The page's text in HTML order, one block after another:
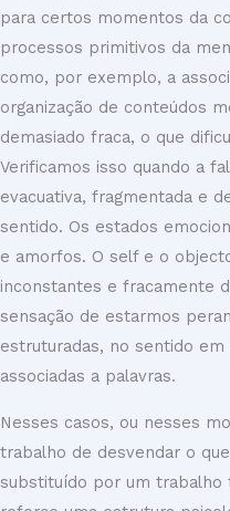
para certos momentos da
processos primitivos da
como, por exemplo, a
organização de conteúdos
demasiado fraca, o que
Verificamos isso quando a
evacuativa, fragmentada e
sentido. Os estados
e amorfos. O self e o
inconstantes e fracamente
sensação de estarmos
estruturadas, no sentido
associadas a palavras.
Nesses casos, ou nesses
trabalho de desvendar o
substituído por um trabalho